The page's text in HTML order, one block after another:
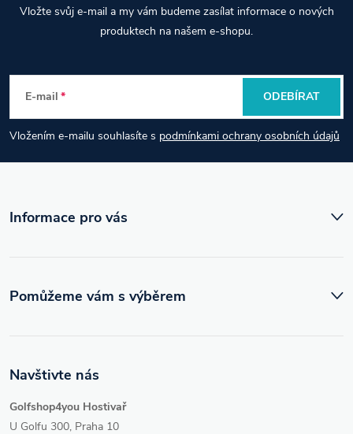
p
a
t
Vložte svůj e-mail a my vám budeme zasílat informace o nových
produktech na našem e-shopu.
E-mail
Vložením e-mailu souhlasíte s podmínkami ochrany osobních údajů
ODEBÍRAT
Informace pro vás
Navštivte nás
Golfshop4you Hostivař
U Golfu 300, Praha 10
Pomůžeme vám s výběrem